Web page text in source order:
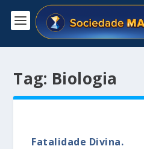
Tag: Biologia
Fatalidade Divina.